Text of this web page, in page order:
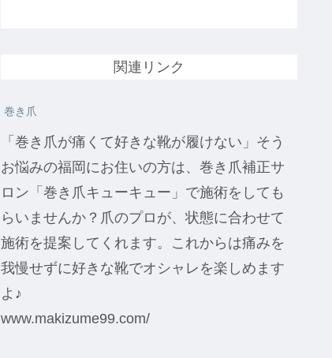
関連リンク
巻き爪
「巻き爪が痛くて好きな靴が履けない」そう
お悩みの福岡にお住いの方は、巻き爪補正サ
ロン「巻き爪キューキュー」で施術をしても
らいませんか？爪のプロが、状態に合わせて
施術を提案してくれます。これからは痛みを
我慢せずに好きな靴でオシャレを楽しめます
よ♪
www.makizume99.com/